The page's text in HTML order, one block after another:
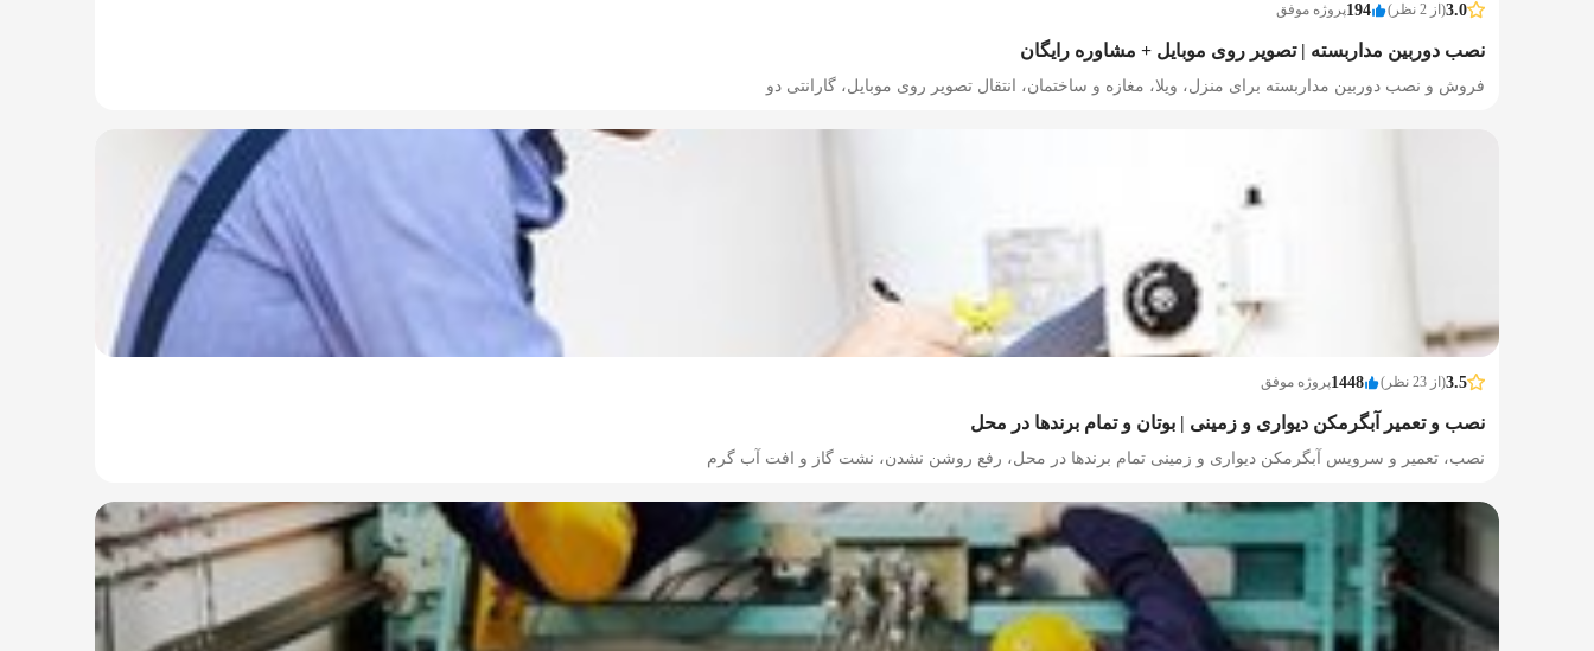
3.0(از 2 نظر) 194پروژه موفق
نصب دوربین مداربسته | تصویر روی موبایل + مشاوره رایگان
فروش و نصب دوربین مداربسته برای منزل، ویلا، مغازه و ساختمان، انتقال تصویر روی موبایل، گارانتی دو
3.5(از 23 نظر) 1448پروژه موفق
نصب و تعمیر آبگرمکن دیواری و زمینی | بوتان و تمام برندها در محل
نصب، تعمیر و سرویس آبگرمکن دیواری و زمینی تمام برندها در محل، رفع روشن نشدن، نشت گاز و افت آب گرم